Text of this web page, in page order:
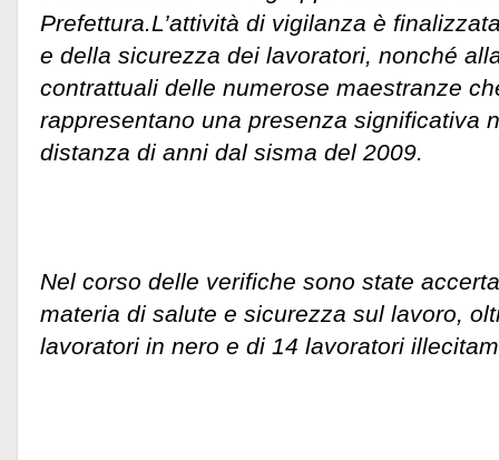
Prefettura. L’attività di vigilanza è
e della sicurezza dei lavoratori, nonché
contrattuali delle numerose maestranze
rappresentano una presenza significativa
distanza di anni dal sisma del 2009.
Nel corso delle verifiche sono state
materia di salute e sicurezza sul lavoro,
lavoratori in nero e di 14 lavoratori